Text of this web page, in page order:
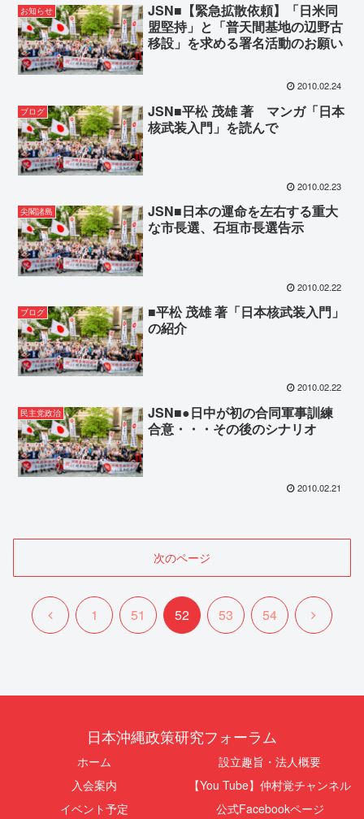
お知らせ
JSN■【緊急拡散依頼】「日米同
盟堅持」と「普天間基地の辺野古
移設」を求める署名活動のお願い
2010.02.24
ブログ
JSN■平松 茂雄 著 マンガ「日本
核武装入門」を読んで
2010.02.23
尖閣諸島
JSN■日本の運命を左右する重大
な市長選、石垣市長選告示
2010.02.22
ブログ
■平松 茂雄 著「日本核武装入門」
の紹介
2010.02.22
民主党政治
JSN■●日中が初の合同軍事訓練
合意・・・その後のシナリオ
2010.02.21
次のページ
前
1 51 52 53 54
次
日本沖縄政策研究フォーラム
ホーム
設立趣旨・法人概要
入会案内
【You Tube】仲村覚チャンネル
イベント予定
公式Facebookページ